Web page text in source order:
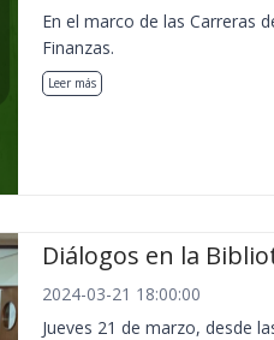
En el marco de las Carreras
Finanzas.
Leer más
Diálogos en la
2024-03-21 18:00:00
Jueves 21 de marzo, desde